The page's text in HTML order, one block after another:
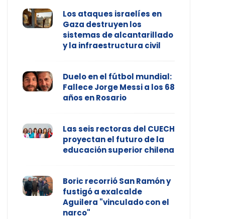
Los ataques israelíes en
Gaza destruyen los
sistemas de alcantarillado
y la infraestructura civil
Duelo en el fútbol mundial:
Fallece Jorge Messi a los 68
años en Rosario
Las seis rectoras del CUECH
proyectan el futuro de la
educación superior chilena
Boric recorrió San Ramón y
fustigó a exalcalde
Aguilera "vinculado con el
narco"